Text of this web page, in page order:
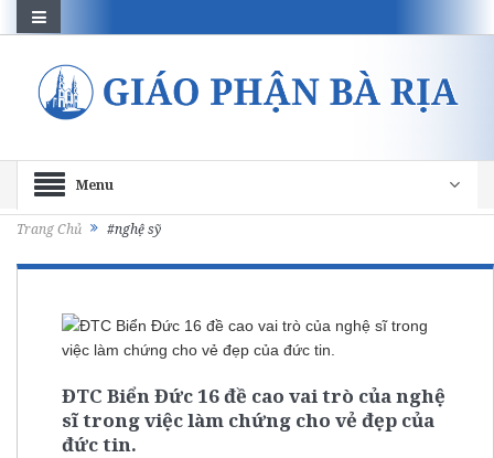
Menu
Trang Chủ #nghệ sỹ
ĐTC Biển Đức 16 đề cao vai trò của nghệ
sĩ trong việc làm chứng cho vẻ đẹp của
đức tin.